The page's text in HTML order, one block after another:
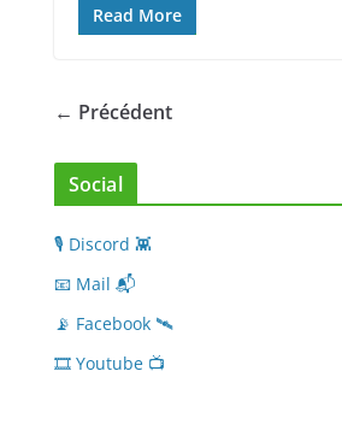
Read More
← Précédent
Social
🎙 Discord 👾
📧 Mail 📬
📡 Facebook 🛰
🎞 Youtube 📺